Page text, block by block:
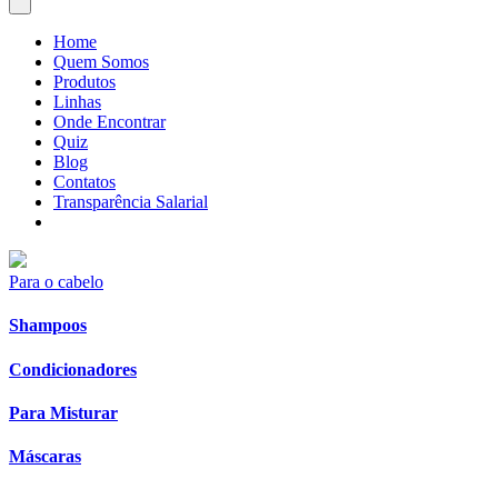
Home
Quem Somos
Produtos
Linhas
Onde Encontrar
Quiz
Blog
Contatos
Transparência Salarial
Para o cabelo
Shampoos
Condicionadores
Para Misturar
Máscaras